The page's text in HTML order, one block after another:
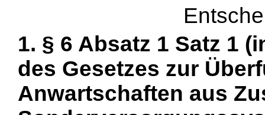
1. § 6 Absatz 1 Satz 1
des Gesetzes zur
Anwartschaften aus